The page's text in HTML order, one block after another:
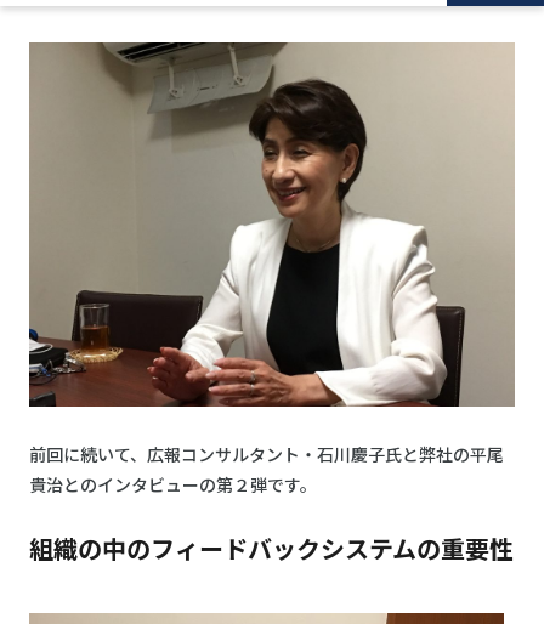
前回に続いて、広報コンサルタント・石川慶子氏と弊社の平尾
貴治とのインタビューの第２弾です。
組織の中のフィードバックシステムの重要性